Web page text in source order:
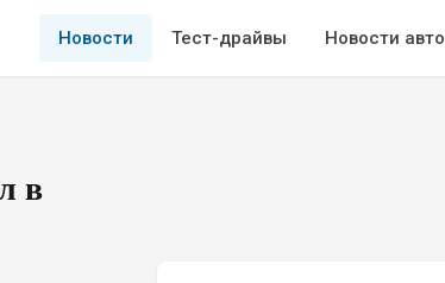
Новости Тест-драйвы Новости
в